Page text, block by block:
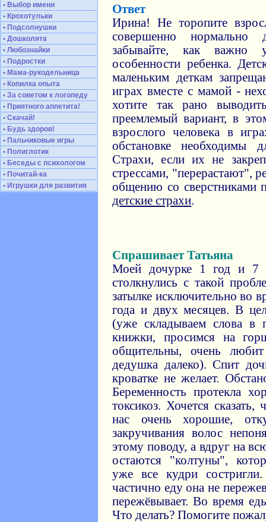
• Выбор имени
• Крохотульки
• Подсолнушки
• Дошколята
• Любознайки
• Подростки
• Мама-рукодельница
• Копилка опыта
• За советом к логопеду
• Приятного аппетита!
• Скачай!
• Будь здоров!
• Пальчиковые игры
• Полиглотик
• Беседы с психологом
• Почитай-ка
• Игрушки для развития
Ответ
Ирина! Не торопите
совершенно нормально
забывайте, как важно
особенности ребенка.
маленьким деткам
играх вместе с мамой -
хотите так рано
преемлемый вариант, в
взрослого человека в
обстановке необходимы
Страхи, если их не
стрессами, "перерастают",
общению со сверстниками
детские страхи.
Спрашивает Татьяна
Моей дочурке 1 год и 7
столкнулись с такой
затылке исключительно во
года и двух месяцев. В
(уже складываем слова в
книжки, просимся на
общительны, очень
дедушка далеко). Спит
кроватке не желает.
Беременность протекла
токсикоз. Хочется
нас очень хорошие,
закручивания волос
этому поводу, а вдруг на
остаются "колтуны",
уже все кудри
частично еду она не
пережёвывает. Во время
Что делать? Помогите